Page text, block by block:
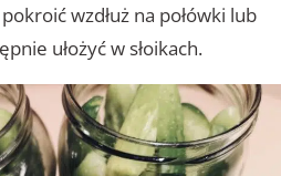
wzdłuż na połówki lub
ułożyć w słoikach.